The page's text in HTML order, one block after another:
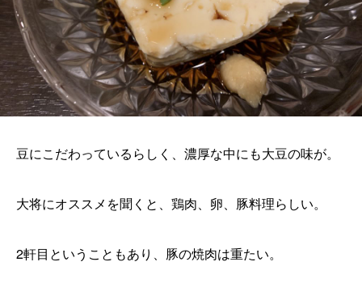
豆にこだわっているらしく、濃厚な中にも大豆の味が。
大将にオススメを聞くと、鶏肉、卵、豚料理らしい。
2軒目ということもあり、豚の焼肉は重たい。